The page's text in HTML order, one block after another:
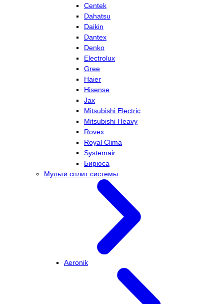
Centek
Dahatsu
Daikin
Dantex
Denko
Electrolux
Gree
Haier
Hisense
Jax
Mitsubishi Electric
Mitsubishi Heavy
Rovex
Royal Clima
Systemair
Бирюса
Мульти сплит системы
Aeronik